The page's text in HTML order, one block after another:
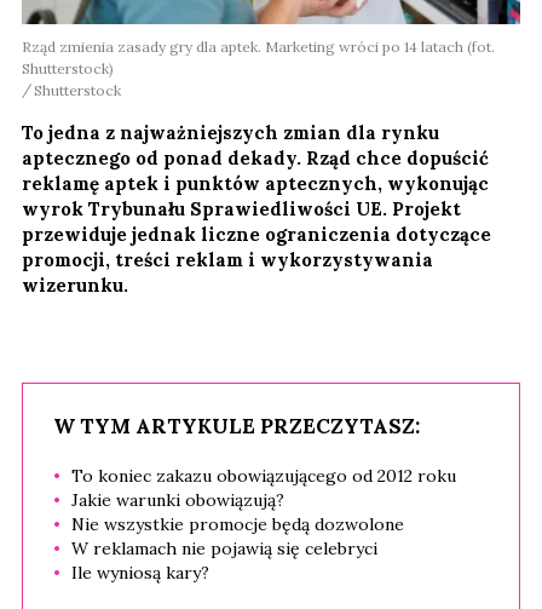
Rząd zmienia zasady gry dla aptek. Marketing wróci po 14 latach (fot.
Shutterstock)
Shutterstock
To jedna z najważniejszych zmian dla rynku
aptecznego od ponad dekady. Rząd chce dopuścić
reklamę aptek i punktów aptecznych, wykonując
wyrok Trybunału Sprawiedliwości UE. Projekt
przewiduje jednak liczne ograniczenia dotyczące
promocji, treści reklam i wykorzystywania
wizerunku.
W TYM ARTYKULE PRZECZYTASZ:
To koniec zakazu obowiązującego od 2012 roku
Jakie warunki obowiązują?
Nie wszystkie promocje będą dozwolone
W reklamach nie pojawią się celebryci
Ile wyniosą kary?